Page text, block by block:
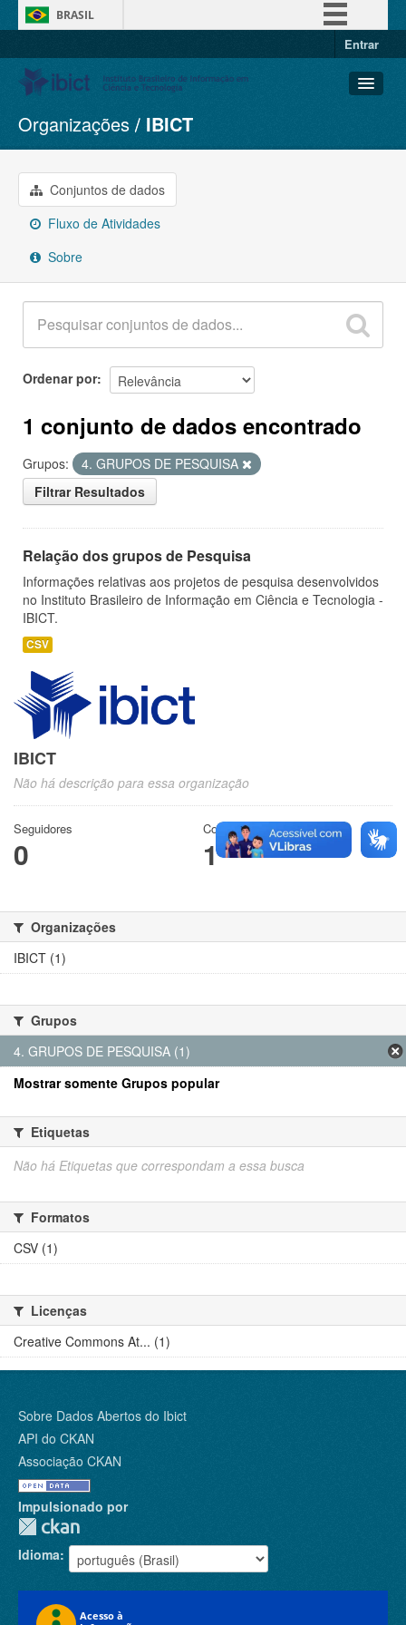
BRASIL
Entrar
Conjuntos de dados
Organizações
Grupos
Sobre
Organizações IBICT
Conjuntos de dados
Fluxo de Atividades
Sobre
Ordenar por
1 conjunto de dados encontrado
Grupos:
4. GRUPOS DE PESQUISA
Filtrar Resultados
Relação dos grupos de Pesquisa
Informações relativas aos projetos de pesquisa desenvolvidos
no Instituto Brasileiro de Informação em Ciência e Tecnologia -
IBICT.
CSV
IBICT
Não há descrição para essa organização
Seguidores
0
Conjuntos de dados
1
Organizações
IBICT (1)
Grupos
4. GRUPOS DE PESQUISA (1)
Mostrar somente Grupos popular
Etiquetas
Não há Etiquetas que correspondam a essa busca
Formatos
CSV (1)
Licenças
Creative Commons At... (1)
Sobre Dados Abertos do Ibict
API do CKAN
Associação CKAN
Impulsionado por
Idioma